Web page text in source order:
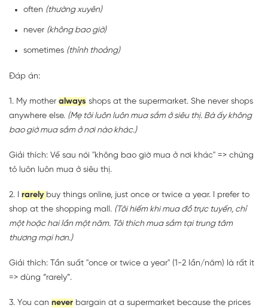
often (thường xuyên)
never (không bao giờ)
sometimes (thỉnh thoảng)
Đáp án:
1. My mother always shops at the supermarket. She never shops
anywhere else. (Mẹ tôi luôn luôn mua sắm ở siêu thị. Bà ấy không
bao giờ mua sắm ở nơi nào khác.)
Giải thích: Vế sau nói "không bao giờ mua ở nơi khác" => chứng
tỏ luôn luôn mua ở siêu thị.
2. I rarely buy things online, just once or twice a year. I prefer to
shop at the shopping mall. (Tôi hiếm khi mua đồ trực tuyến, chỉ
một hoặc hai lần một năm. Tôi thích mua sắm tại trung tâm
thương mại hơn.)
Giải thích: Tần suất "once or twice a year" (1-2 lần/năm) là rất ít
=> dùng “rarely”.
3. You can never bargain at a supermarket because the prices